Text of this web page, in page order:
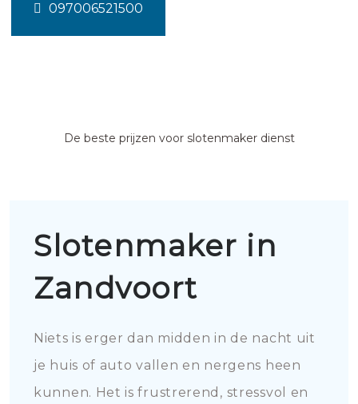
097006521500
De beste prijzen voor slotenmaker dienst
Slotenmaker in
Zandvoort
Niets is erger dan midden in de nacht uit
je huis of auto vallen en nergens heen
kunnen. Het is frustrerend, stressvol en